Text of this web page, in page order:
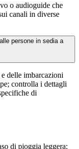
o audioguide che
canali in diverse
persone in sedia a
delle imbarcazioni
controlla i dettagli
di
di pioggia leggera;